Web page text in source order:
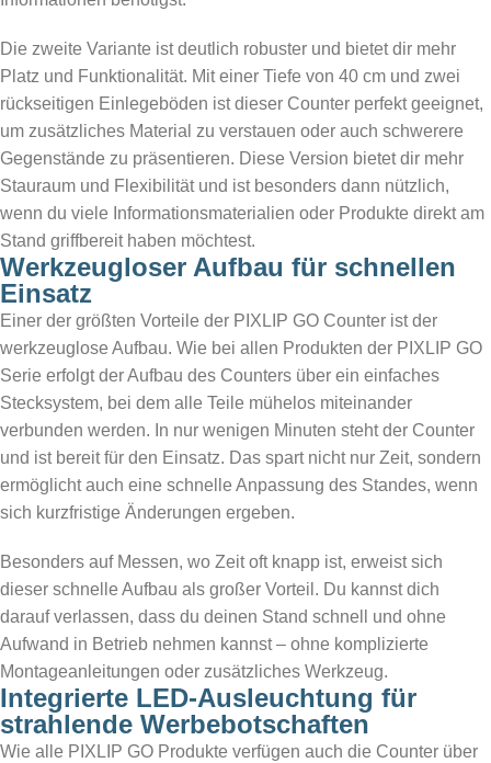
Die zweite Variante ist deutlich robuster und bietet dir mehr
Platz und Funktionalität. Mit einer Tiefe von 40 cm und zwei
rückseitigen Einlegeböden ist dieser Counter perfekt geeignet,
um zusätzliches Material zu verstauen oder auch schwerere
Gegenstände zu präsentieren. Diese Version bietet dir mehr
Stauraum und Flexibilität und ist besonders dann nützlich,
wenn du viele Informationsmaterialien oder Produkte direkt am
Stand griffbereit haben möchtest.
Werkzeugloser Aufbau für schnellen
Einsatz
Einer der größten Vorteile der PIXLIP GO Counter ist der
werkzeuglose Aufbau. Wie bei allen Produkten der PIXLIP GO
Serie erfolgt der Aufbau des Counters über ein einfaches
Stecksystem, bei dem alle Teile mühelos miteinander
verbunden werden. In nur wenigen Minuten steht der Counter
und ist bereit für den Einsatz. Das spart nicht nur Zeit, sondern
ermöglicht auch eine schnelle Anpassung des Standes, wenn
sich kurzfristige Änderungen ergeben.
Besonders auf Messen, wo Zeit oft knapp ist, erweist sich
dieser schnelle Aufbau als großer Vorteil. Du kannst dich
darauf verlassen, dass du deinen Stand schnell und ohne
Aufwand in Betrieb nehmen kannst – ohne komplizierte
Montageanleitungen oder zusätzliches Werkzeug.
Integrierte LED-Ausleuchtung für
strahlende Werbebotschaften
Wie alle PIXLIP GO Produkte verfügen auch die Counter über